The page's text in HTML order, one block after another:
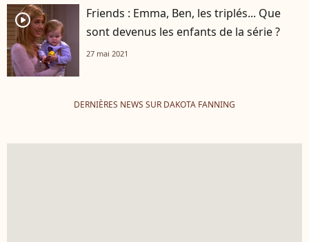
player2
Friends : Emma, Ben, les triplés... Que
sont devenus les enfants de la série ?
27 mai 2021
DERNIÈRES NEWS SUR DAKOTA FANNING